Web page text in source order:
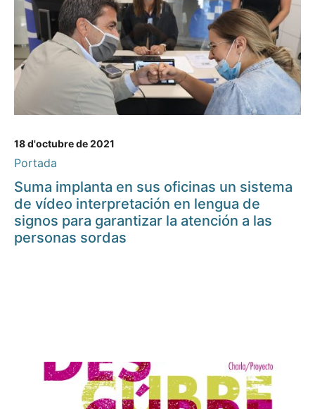
18 d'octubre de 2021
Portada
Suma implanta en sus oficinas un sistema
de vídeo interpretación en lengua de
signos para garantizar la atención a las
personas sordas